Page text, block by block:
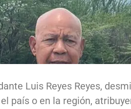
Luis Reyes Reyes,
país o en la región,